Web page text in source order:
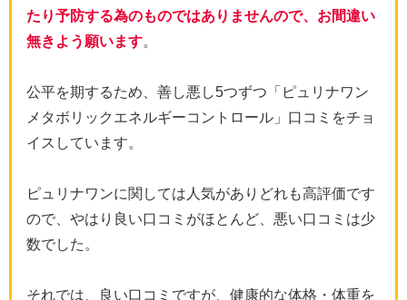
たり予防する為のものではありませんので、お間違い
無きよう願います。
公平を期するため、善し悪し5つずつ「ピュリナワン
メタボリックエネルギーコントロール」口コミをチョ
イスしています。
ピュリナワンに関しては人気がありどれも高評価です
ので、やはり良い口コミがほとんど、悪い口コミは少
数でした。
それでは、良い口コミですが、健康的な体格・体重を